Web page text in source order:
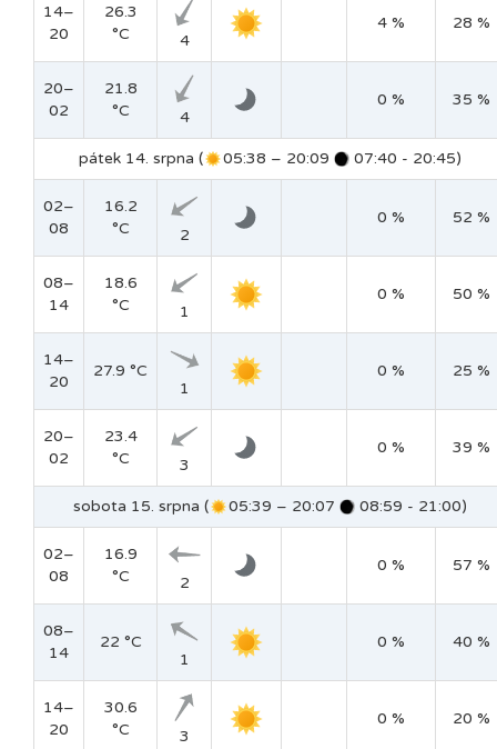
14–
20
26.3
°C
4
4 % 28 %
20–
02
21.8
°C
4
0 % 35 %
pátek 14. srpna ( 05:38 – 20:09 07:40 - 20:45)
02–
08
16.2
°C
2
0 % 52 %
08–
14
18.6
°C
1
0 % 50 %
14–
20
27.9 °C
1
0 % 25 %
20–
02
23.4
°C
3
0 % 39 %
sobota 15. srpna ( 05:39 – 20:07 08:59 - 21:00)
02–
08
16.9
°C
2
0 % 57 %
08–
14
22 °C
1
0 % 40 %
14–
20
30.6
°C
3
0 % 20 %